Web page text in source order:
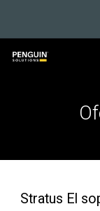
contenido
Stratus El